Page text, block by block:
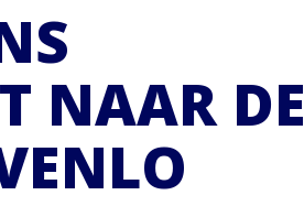
NAAR DE